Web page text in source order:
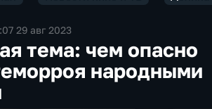
29 авг 2023
тема: чем опасно
народными